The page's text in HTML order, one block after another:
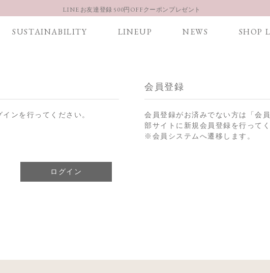
LINE お友達登録 500円OFFクーポンプレゼント
SUSTAINABILITY LINEUP NEWS SHOP
ンを行ってください。
ログイン
会員登録
会員登録がお済みでない方は「会
部サイトに新規会員登録を行ってく
※会員システムへ遷移します。